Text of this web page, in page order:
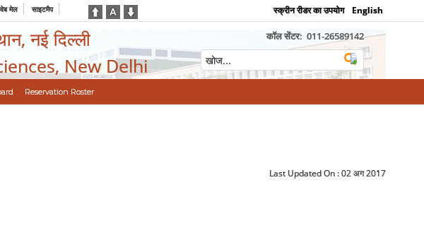
मेल साइटमैप स्क्रीन रीडर का उपयोग English
नई दिल्ली
New Delhi
कॉल सेंटर: 011-26589142
Reservation Roster
Last Updated On :02 अग 2017